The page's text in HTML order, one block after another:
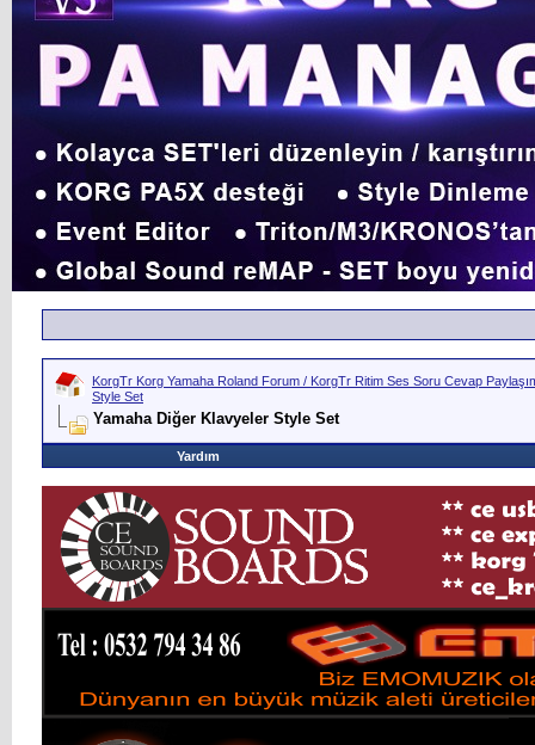
KorgTr Korg Yamaha Roland Forum / KorgTr Ritim Ses Soru Cevap
Style Set
Yamaha Diğer Klavyeler Style Set
Yardım